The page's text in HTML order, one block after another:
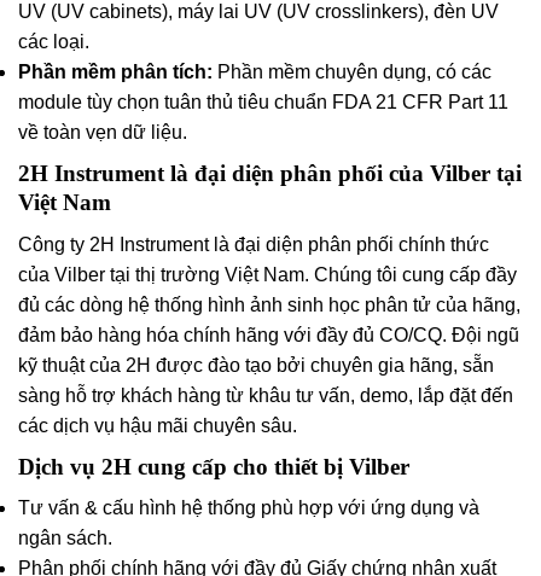
UV (UV cabinets), máy lai UV (UV crosslinkers), đèn UV
các loại.
Phần mềm phân tích: Phần mềm chuyên dụng, có các
module tùy chọn tuân thủ tiêu chuẩn FDA 21 CFR Part 11
về toàn vẹn dữ liệu.
2H Instrument là đại diện phân phối của Vilber tại
Việt Nam
Công ty 2H Instrument là đại diện phân phối chính thức
của Vilber tại thị trường Việt Nam. Chúng tôi cung cấp đầy
đủ các dòng hệ thống hình ảnh sinh học phân tử của hãng,
đảm bảo hàng hóa chính hãng với đầy đủ CO/CQ. Đội ngũ
kỹ thuật của 2H được đào tạo bởi chuyên gia hãng, sẵn
sàng hỗ trợ khách hàng từ khâu tư vấn, demo, lắp đặt đến
các dịch vụ hậu mãi chuyên sâu.
Dịch vụ 2H cung cấp cho thiết bị Vilber
Tư vấn & cấu hình hệ thống phù hợp với ứng dụng và
ngân sách.
Phân phối chính hãng với đầy đủ Giấy chứng nhận xuất